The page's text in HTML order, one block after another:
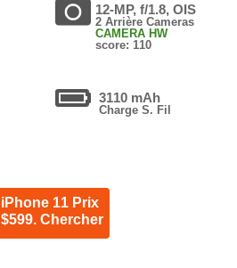
12-MP, f/1.8, OIS
2 Arrière Cameras
CAMERA HW
score: 110
3110 mAh
Charge S. Fil
iPhone 11 Prix
$599. Chercher